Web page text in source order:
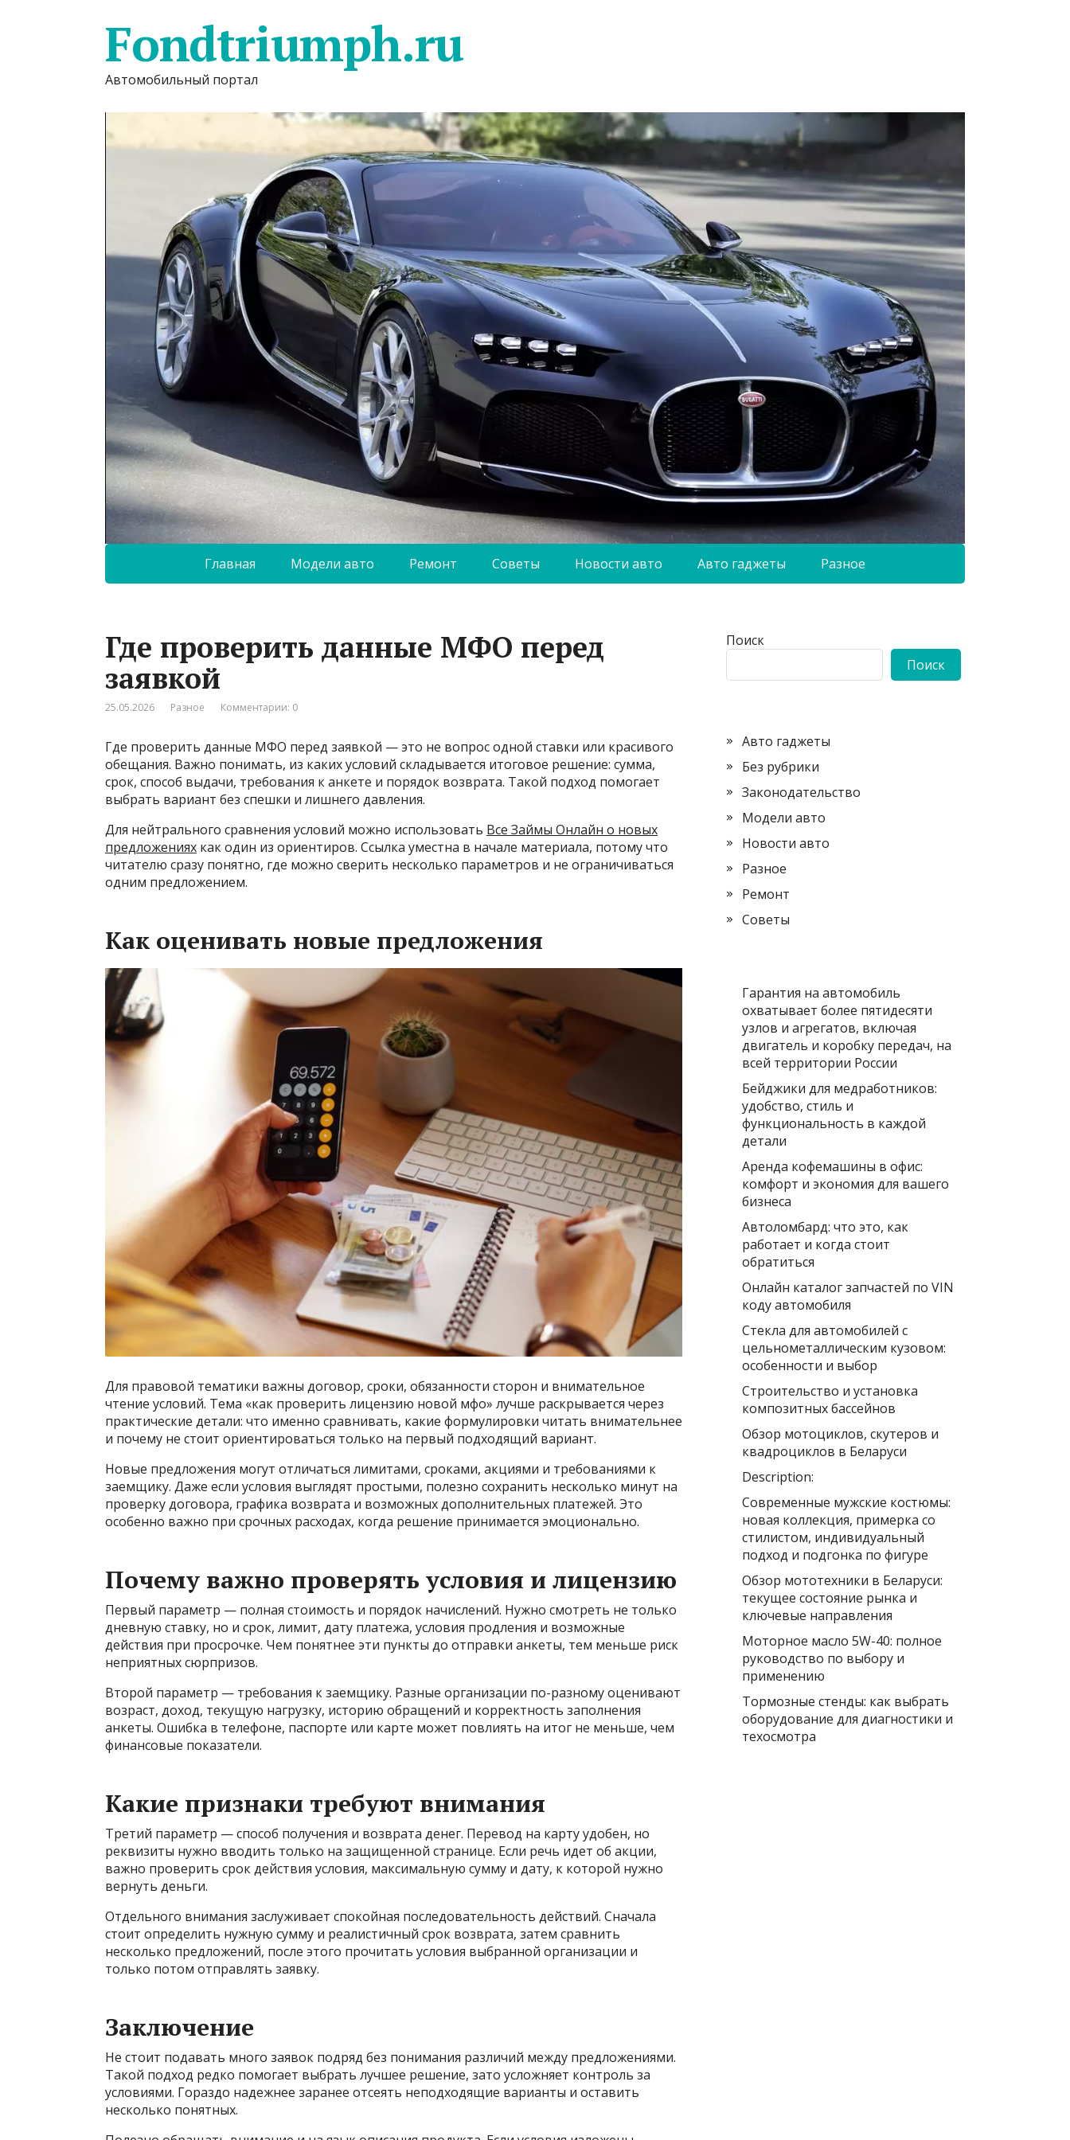
Fondtriumph.ru
Автомобильный портал
Главная Модели авто Ремонт Советы Новости авто Авто гаджеты Разное
Где проверить данные МФО перед
заявкой
25.05.2026 Разное Комментарии: 0
Где проверить данные МФО перед заявкой — это не вопрос одной ставки или красивого
обещания. Важно понимать, из каких условий складывается итоговое решение: сумма,
срок, способ выдачи, требования к анкете и порядок возврата. Такой подход помогает
выбрать вариант без спешки и лишнего давления.
Для нейтрального сравнения условий можно использовать Все Займы Онлайн о новых
предложениях как один из ориентиров. Ссылка уместна в начале материала, потому что
читателю сразу понятно, где можно сверить несколько параметров и не ограничиваться
одним предложением.
Как оценивать новые предложения
Для правовой тематики важны договор, сроки, обязанности сторон и внимательное
чтение условий. Тема «как проверить лицензию новой мфо» лучше раскрывается через
практические детали: что именно сравнивать, какие формулировки читать внимательнее
и почему не стоит ориентироваться только на первый подходящий вариант.
Новые предложения могут отличаться лимитами, сроками, акциями и требованиями к
заемщику. Даже если условия выглядят простыми, полезно сохранить несколько минут на
проверку договора, графика возврата и возможных дополнительных платежей. Это
особенно важно при срочных расходах, когда решение принимается эмоционально.
Почему важно проверять условия и лицензию
Первый параметр — полная стоимость и порядок начислений. Нужно смотреть не только
дневную ставку, но и срок, лимит, дату платежа, условия продления и возможные
действия при просрочке. Чем понятнее эти пункты до отправки анкеты, тем меньше риск
неприятных сюрпризов.
Второй параметр — требования к заемщику. Разные организации по-разному оценивают
возраст, доход, текущую нагрузку, историю обращений и корректность заполнения
анкеты. Ошибка в телефоне, паспорте или карте может повлиять на итог не меньше, чем
финансовые показатели.
Какие признаки требуют внимания
Третий параметр — способ получения и возврата денег. Перевод на карту удобен, но
реквизиты нужно вводить только на защищенной странице. Если речь идет об акции,
важно проверить срок действия условия, максимальную сумму и дату, к которой нужно
вернуть деньги.
Отдельного внимания заслуживает спокойная последовательность действий. Сначала
стоит определить нужную сумму и реалистичный срок возврата, затем сравнить
несколько предложений, после этого прочитать условия выбранной организации и
только потом отправлять заявку.
Заключение
Не стоит подавать много заявок подряд без понимания различий между предложениями.
Такой подход редко помогает выбрать лучшее решение, зато усложняет контроль за
условиями. Гораздо надежнее заранее отсеять неподходящие варианты и оставить
несколько понятных.
Поиск
Поиск
Авто гаджеты
Без рубрики
Законодательство
Модели авто
Новости авто
Разное
Ремонт
Советы
Гарантия на автомобиль
охватывает более пятидесяти
узлов и агрегатов, включая
двигатель и коробку передач, на
всей территории России
Бейджики для медработников:
удобство, стиль и
функциональность в каждой
детали
Аренда кофемашины в офис:
комфорт и экономия для вашего
бизнеса
Автоломбард: что это, как
работает и когда стоит
обратиться
Онлайн каталог запчастей по VIN
коду автомобиля
Стекла для автомобилей с
цельнометаллическим кузовом:
особенности и выбор
Строительство и установка
композитных бассейнов
Обзор мотоциклов, скутеров и
квадроциклов в Беларуси
Description:
Современные мужские костюмы:
новая коллекция, примерка со
стилистом, индивидуальный
подход и подгонка по фигуре
Обзор мототехники в Беларуси:
текущее состояние рынка и
ключевые направления
Моторное масло 5W-40: полное
руководство по выбору и
применению
Тормозные стенды: как выбрать
оборудование для диагностики и
техосмотра